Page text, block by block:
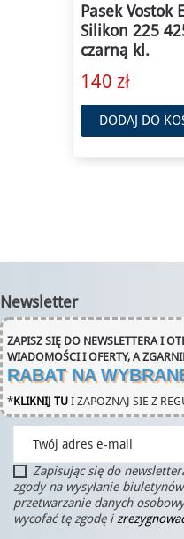
Pasek Vostok
Silikon 225
czarną kl.
140 zł
DODAJ DO
Newsletter
ZAPISZ SIĘ DO NEWSLETTERA I
WIADOMOŚCI I OFERTY, A
RABAT NA
*KLIKNIJ TU I ZAPOZNAJ SIE Z
Zapisując się do
zgody na wysyłanie
przetwarzanie danych
wycofać tę zgodę i